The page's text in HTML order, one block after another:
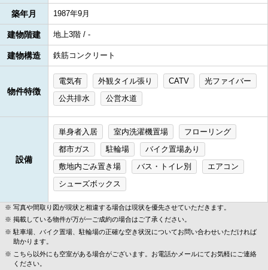
築年月 1987年9月
建物階建 地上3階 / -
建物構造 鉄筋コンクリート
物件特徴
電気有 外観タイル張り CATV
光ファイバー
公共排水
公営水道
設備
単身者入居 室内洗濯機置場
フローリング
都市ガス
駐輪場
バイク置場あり
敷地内ごみ置き場
バス・トイレ別
エアコン
シューズボックス
写真や間取り図が現状と相違する場合は現状を優先させていただきます。
掲載している物件が万が一ご成約の場合はご了承ください。
駐車場、バイク置場、駐輪場の正確な空き状況についてお問い合わせいただければ
助かります。
こちら以外にも空室がある場合がございます。お電話かメールにてお気軽にご連絡
ください。